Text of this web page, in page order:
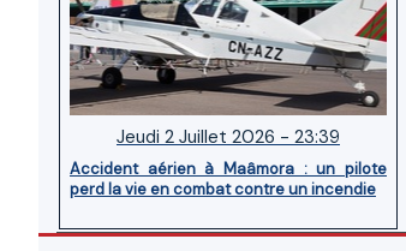
Jeudi 2 Juillet 2026 - 23:39
Accident aérien à Maâmora : un pilote
perd la vie en combat contre un incendie